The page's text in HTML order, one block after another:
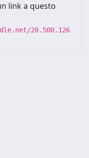
link a questo
20.500.126